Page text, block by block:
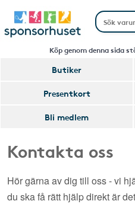
Köp genom denna sida
Butiker
Presentkort
Bli medlem
Kontakta oss
Hör gärna av dig till oss - vi
du ska få rätt hjälp direkt är